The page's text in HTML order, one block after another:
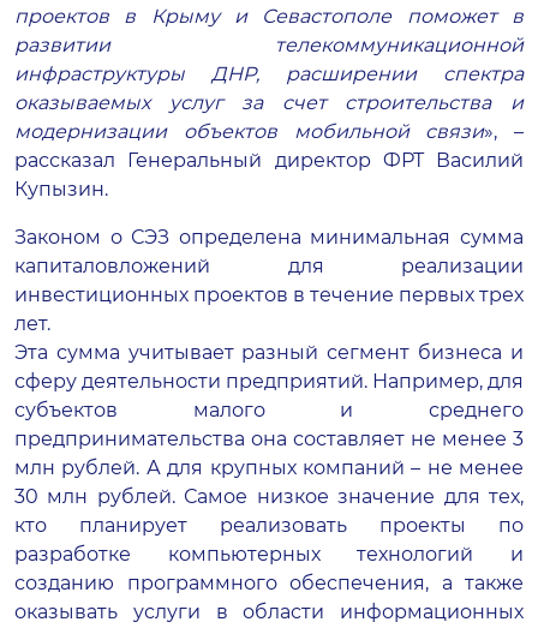
проектов в Крыму и Севастополе поможет в
развитии телекоммуникационной
инфраструктуры ДНР, расширении спектра
оказываемых услуг за счет строительства и
модернизации объектов мобильной связи», –
рассказал Генеральный директор ФРТ Василий
Купызин.
Законом о СЭЗ определена минимальная сумма
капиталовложений для реализации
инвестиционных проектов в течение первых трех
лет.
Эта сумма учитывает разный сегмент бизнеса и
сферу деятельности предприятий. Например, для
субъектов малого и среднего
предпринимательства она составляет не менее 3
млн рублей. А для крупных компаний – не менее
30 млн рублей. Самое низкое значение для тех,
кто планирует реализовать проекты по
разработке компьютерных технологий и
созданию программного обеспечения, а также
оказывать услуги в области информационных